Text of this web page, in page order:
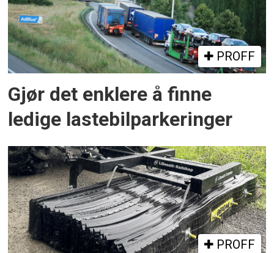
PROFF
Gjør det enklere å finne
ledige lastebilparkeringer
PROFF